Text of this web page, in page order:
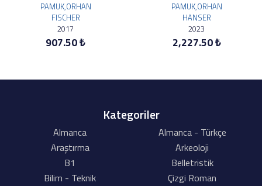
PAMUK,ORHAN
FISCHER
2017
907.50 ₺
PAMUK,ORHAN
HANSER
2023
2,227.50 ₺
Kategoriler
Almanca
Almanca - Türkçe
Araştırma
Arkeoloji
B1
Belletristik
Bilim - Teknik
Çizgi Roman